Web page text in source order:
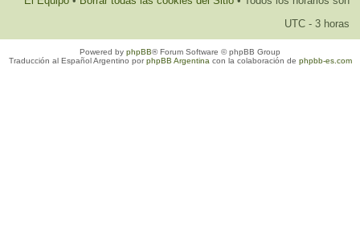
UTC - 3 horas
Powered by phpBB® Forum Software © phpBB Group
Traducción al Español Argentino porphpBB Argentina con la colaboración de phpbb-es.com